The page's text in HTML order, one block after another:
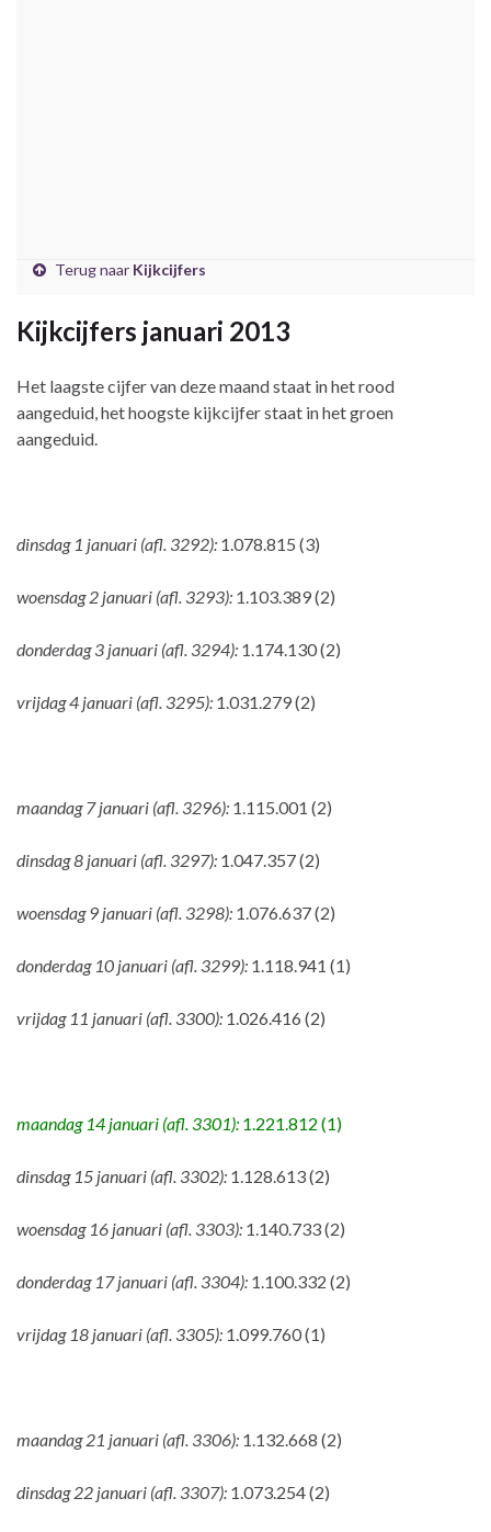
Terug naar Kijkcijfers
Kijkcijfers januari 2013
Het laagste cijfer van deze maand staat in het rood
aangeduid, het hoogste kijkcijfer staat in het groen
aangeduid.
dinsdag 1 januari (afl. 3292): 1.078.815 (3)
woensdag 2 januari (afl. 3293): 1.103.389 (2)
donderdag 3 januari (afl. 3294): 1.174.130 (2)
vrijdag 4 januari (afl. 3295): 1.031.279 (2)
maandag 7 januari (afl. 3296): 1.115.001 (2)
dinsdag 8 januari (afl. 3297): 1.047.357 (2)
woensdag 9 januari (afl. 3298): 1.076.637 (2)
donderdag 10 januari (afl. 3299): 1.118.941 (1)
vrijdag 11 januari (afl. 3300): 1.026.416 (2)
maandag 14 januari (afl. 3301): 1.221.812 (1)
dinsdag 15 januari (afl. 3302): 1.128.613 (2)
woensdag 16 januari (afl. 3303): 1.140.733 (2)
donderdag 17 januari (afl. 3304): 1.100.332 (2)
vrijdag 18 januari (afl. 3305): 1.099.760 (1)
maandag 21 januari (afl. 3306): 1.132.668 (2)
dinsdag 22 januari (afl. 3307): 1.073.254 (2)